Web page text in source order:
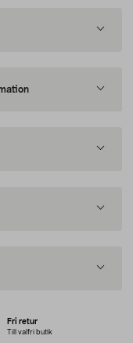
Fri retur
Till valfri butik